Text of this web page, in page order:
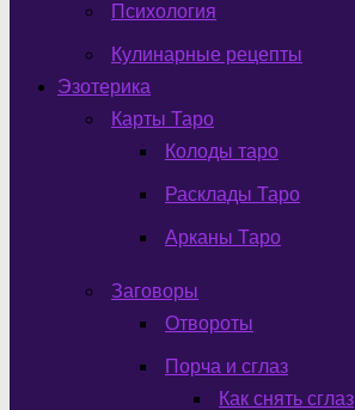
Психология
Кулинарные рецепты
Эзотерика
Карты Таро
Колоды таро
Расклады Таро
Арканы Таро
Заговоры
Отвороты
Порча и сглаз
Как снять сглаз